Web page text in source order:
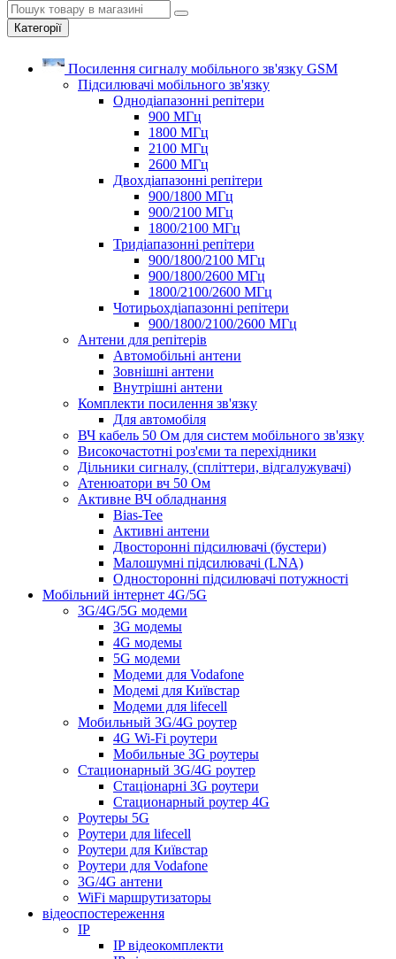
Категорії
Посилення сигналу мобільного зв'язку GSM
Підсилювачі мобільного зв'язку
Однодіапазонні репітери
900 МГц
1800 МГц
2100 МГц
2600 МГц
Двохдіапазонні репітери
900/1800 МГц
900/2100 МГц
1800/2100 МГц
Тридіапазонні репітери
900/1800/2100 МГц
900/1800/2600 МГц
1800/2100/2600 МГц
Чотирьохдіапазонні репітери
900/1800/2100/2600 МГц
Антени для репітерів
Автомобільні антени
Зовнішні антени
Внутрішні антени
Комплекти посилення зв'язку
Для автомобіля
ВЧ кабель 50 Ом для систем мобільного зв'язку
Високочастотні роз'єми та перехідники
Дільники сигналу, (спліттери, відгалужувачі)
Атенюатори вч 50 Ом
Активне ВЧ обладнання
Bias-Tee
Активні антени
Двосторонні підсилювачі (бустери)
Малошумні підсилювачі (LNA)
Односторонні підсилювачі потужності
Мобільний інтернет 4G/5G
3G/4G/5G модеми
3G модемы
4G модемы
5G модеми
Модеми для Vodafone
Модемі для Київстар
Модеми для lifecell
Мобильный 3G/4G роутер
4G Wi-Fi роутери
Мобильные 3G роутеры
Стационарный 3G/4G роутер
Стаціонарні 3G роутери
Стационарный роутер 4G
Роутеры 5G
Роутери для lifecell
Роутери для Київстар
Роутери для Vodafone
3G/4G антени
WiFi маршрутизаторы
відеоспостереження
IP
IP відеокомплекти